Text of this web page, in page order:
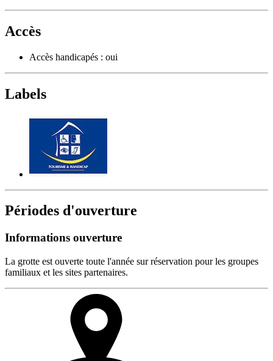
Accès
Accès handicapés : oui
Labels
Périodes d'ouverture
Informations ouverture
La grotte est ouverte toute l'année sur réservation pour les groupes
familiaux et les sites partenaires.